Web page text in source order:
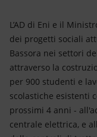
L’AD di Eni e il
dei progetti sociali
Bassora nei settori
attraverso la
per 900 studenti e
scolastiche esistenti
prossimi 4 anni -
centrale elettrica, e